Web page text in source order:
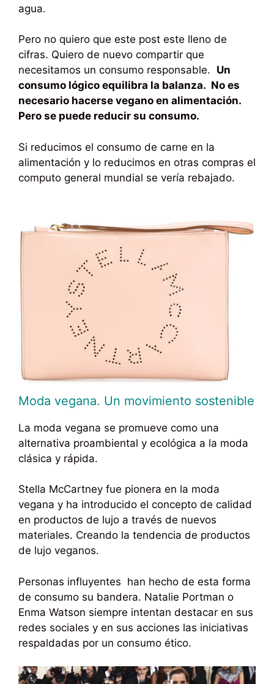
agua.
Pero no quiero que este post este lleno de
cifras. Quiero de nuevo compartir que
necesitamos un consumo responsable. Un
consumo lógico equilibra la balanza. No es
necesario hacerse vegano en alimentación.
Pero se puede reducir su consumo.
Si reducimos el consumo de carne en la
alimentación y lo reducimos en otras compras el
computo general mundial se vería rebajado.
Moda vegana. Un movimiento sostenible
La moda vegana se promueve como una
alternativa proambiental y ecológica a la moda
clásica y rápida.
Stella McCartney fue pionera en la moda
vegana y ha introducido el concepto de calidad
en productos de lujo a través de nuevos
materiales. Creando la tendencia de productos
de lujo veganos.
Personas influyentes han hecho de esta forma
de consumo su bandera. Natalie Portman o
Enma Watson siempre intentan destacar en sus
redes sociales y en sus acciones las iniciativas
respaldadas por un consumo ético.